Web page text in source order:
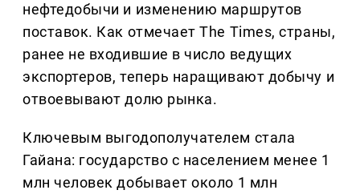
нефтедобычи и изменению маршрутов
поставок. Как отмечает The Times, страны,
ранее не входившие в число ведущих
экспортеров, теперь наращивают добычу и
отвоевывают долю рынка.
Ключевым выгодополучателем стала
Гайана: государство с населением менее 1
млн человек добывает около 1 млн